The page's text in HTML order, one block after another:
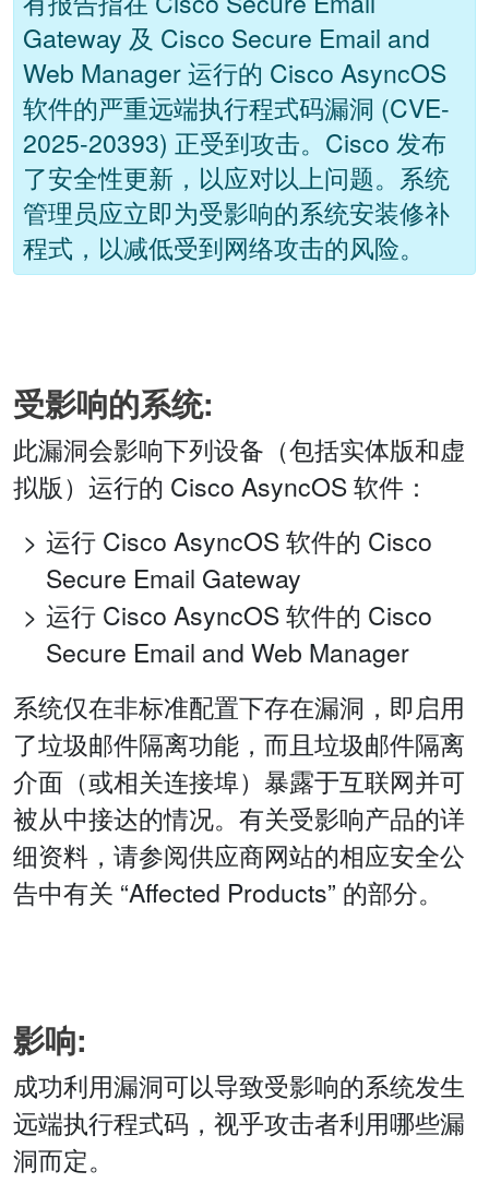
Gateway 及 Cisco Secure Email and
Web Manager 运行的 Cisco AsyncOS
软件的严重远端执行程式码漏洞 (CVE-
2025-20393) 正受到攻击。Cisco 发布
了安全性更新，以应对以上问题。系统
管理员应立即为受影响的系统安装修补
程式，以减低受到网络攻击的风险。
受影响的系统:
此漏洞会影响下列设备（包括实体版和虚
拟版）运行的 Cisco AsyncOS 软件：
运行 Cisco AsyncOS 软件的 Cisco
Secure Email Gateway
运行 Cisco AsyncOS 软件的 Cisco
Secure Email and Web Manager
系统仅在非标准配置下存在漏洞，即启用
了垃圾邮件隔离功能，而且垃圾邮件隔离
介面（或相关连接埠）暴露于互联网并可
被从中接达的情况。有关受影响产品的详
细资料，请参阅供应商网站的相应安全公
告中有关 “Affected Products” 的部分。
影响:
成功利用漏洞可以导致受影响的系统发生
远端执行程式码，视乎攻击者利用哪些漏
洞而定。